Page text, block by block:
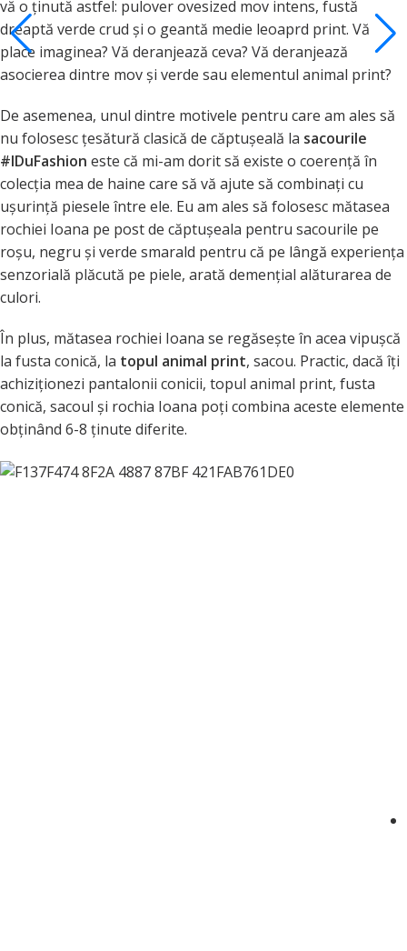
vă o ținută astfel: pulover ovesized mov intens, fustă
dreaptă verde crud și o geantă medie leoaprd print. Vă
place imaginea? Vă deranjează ceva? Vă deranjează
asocierea dintre mov și verde sau elementul animal print?
De asemenea, unul dintre motivele pentru care am ales să
nu folosesc țesătură clasică de căptușeală la sacourile
#IDuFashion este că mi-am dorit să existe o coerență în
colecția mea de haine care să vă ajute să combinați cu
ușurință piesele între ele. Eu am ales să folosesc mătasea
rochiei Ioana pe post de căptușeala pentru sacourile pe
roșu, negru și verde smarald pentru că pe lângă experiența
senzorială plăcută pe piele, arată demențial alăturarea de
culori.
În plus, mătasea rochiei Ioana se regăsește în acea vipușcă
la fusta conică, la topul animal print, sacou. Practic, dacă îți
achiziționezi pantalonii conicii, topul animal print, fusta
conică, sacoul și rochia Ioana poți combina aceste elemente
obținând 6-8 ținute diferite.